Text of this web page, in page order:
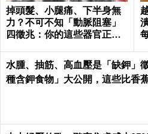
掉頭髮、小腿痛、下半身無
力？不可不知「動脈阻塞」
四徵兆：你的這些器官正在
水腫、抽筋、高血壓是「缺鉀」
種含鉀食物」大公開，這些比香